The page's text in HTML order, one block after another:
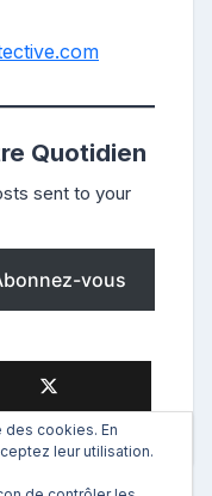
Quotidien
sent to your
vous
cookies. En
leur utilisation.